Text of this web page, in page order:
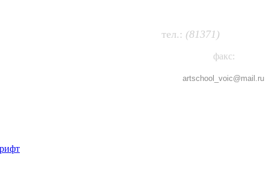
тел.: (81371)
факс:
artschool_voic@mail.ru